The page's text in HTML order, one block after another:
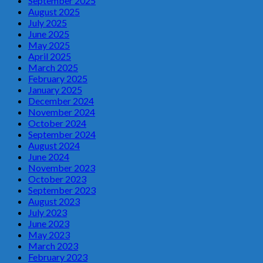
August 2025
July 2025
June 2025
May 2025
April 2025
March 2025
February 2025
January 2025
December 2024
November 2024
October 2024
September 2024
August 2024
June 2024
November 2023
October 2023
September 2023
August 2023
July 2023
June 2023
May 2023
March 2023
February 2023